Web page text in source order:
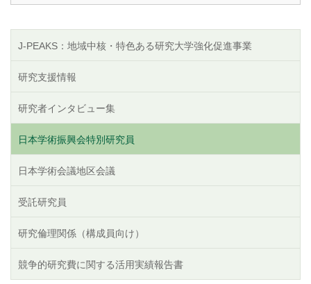
J-PEAKS：地域中核・特色ある研究大学強化促進事業
研究支援情報
研究者インタビュー集
日本学術振興会特別研究員
日本学術会議地区会議
受託研究員
研究倫理関係（構成員向け）
競争的研究費に関する活用実績報告書